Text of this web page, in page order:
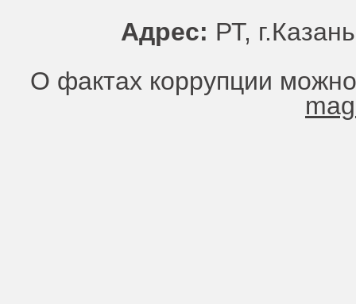
Адрес: РТ,
О фактах коррупции